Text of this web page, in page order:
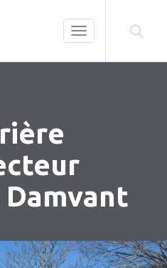
Toggle
navigation